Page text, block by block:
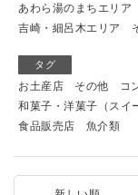
あわら湯のまちエリア
吉崎・細呂木エリア
タグ
お土産店 その他 コ
和菓子・洋菓子（スイ
食品販売店
魚介類